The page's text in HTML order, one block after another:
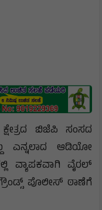
ಬಿಜೆಪಿ ಸಂಸದ
ಎನ್ನಲಾದ ಆಡಿಯೋ
ವ್ಯಾಪಕವಾಗಿ ವೈರಲ್
ಪೊಲೀಸ್ ಠಾಣೆಗೆ